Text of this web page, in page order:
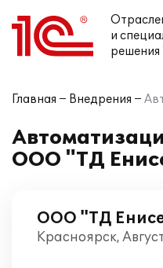
и
решения
Главная Внедрения
ООО "ТД
ООО "ТД
Красноярск,